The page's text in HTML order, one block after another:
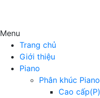
Menu
Trang chủ
Giới thiệu
Piano
Phân khúc Piano
Cao cấp(P)